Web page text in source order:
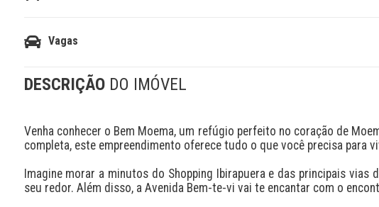
Vagas
DESCRIÇÃO DO IMÓVEL
Venha conhecer o Bem Moema, um refúgio perfeito no coração de
completa, este empreendimento oferece tudo o que você precisa para
Imagine morar a minutos do Shopping Ibirapuera e das principais vias
seu redor. Além disso, a Avenida Bem-te-vi vai te encantar com o